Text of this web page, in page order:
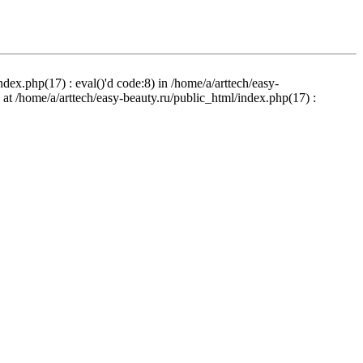
: eval()'d code:8) in /home/a/arttech/easy-
/home/a/arttech/easy-beauty.ru/public_html/index.php(17) :